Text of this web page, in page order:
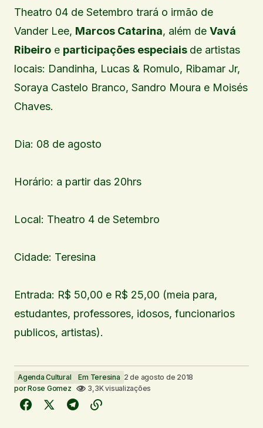
Theatro 04 de Setembro trará o irmão de
Vander Lee, Marcos Catarina, além de Vavá
Ribeiro e participações especiais de artistas
locais: Dandinha, Lucas & Romulo, Ribamar Jr,
Soraya Castelo Branco, Sandro Moura e Moisés
Chaves.
Dia: 08 de agosto
Horário: a partir das 20hrs
Local: Theatro 4 de Setembro
Cidade: Teresina
Entrada: R$ 50,00 e R$ 25,00 (meia para,
estudantes, professores, idosos, funcionarios
publicos, artistas).
Agenda Cultural Em Teresina 2 de agosto de 2018
porRose Gomez 3,3K visualizações